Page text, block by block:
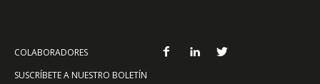
COLABORADORES
SUSCRÍBETE A NUESTRO BOLETÍN